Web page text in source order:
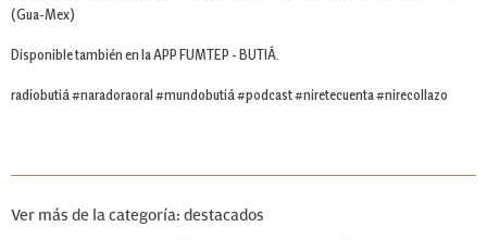
(Gua-Mex)
Disponible también en la APP FUMTEP - BUTIÁ.
radiobutiá #naradoraoral #mundobutiá #podcast #niretecuenta #nirecollazo
Ver más de la categoría: destacados